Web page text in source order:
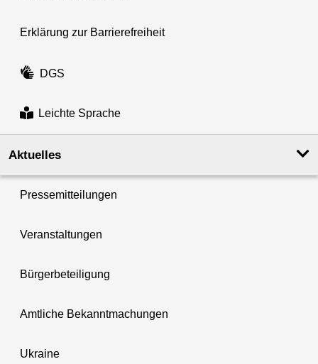
Erklärung zur Barrierefreiheit
DGS
Leichte Sprache
Aktuelles
Pressemitteilungen
Veranstaltungen
Bürgerbeteiligung
Amtliche Bekanntmachungen
Ukraine